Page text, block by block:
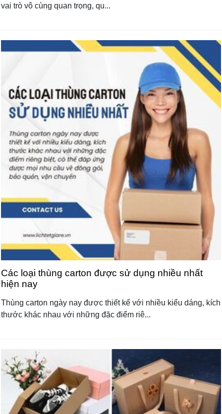
vai trò vô cùng quan trọng, qu...
Các loại thùng carton được sử dụng nhiều nhất
hiện nay
Thùng carton ngày nay được thiết kế với nhiều kiểu dáng, kích
thước khác nhau với những đặc điểm riê...